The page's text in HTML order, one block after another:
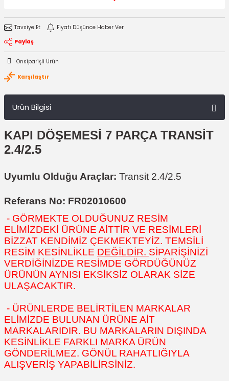
Tavsiye Et
Fiyatı Düşünce Haber Ver
Paylaş
Önsiparişli Ürün
Karşılaştır
Ürün Bilgisi
KAPI DÖŞEMESİ 7 PARÇA TRANSİT
2.4/2.5
Uyumlu Olduğu Araçlar: Transit 2.4/2.5
Referans No: FR02010600
- GÖRMEKTE OLDUĞUNUZ RESİM
ELİMİZDEKİ ÜRÜNE AİTTİR VE RESİMLERİ
BİZZAT KENDİMİZ ÇEKMEKTEYİZ. TEMSİLİ
RESİM KESİNLİKLE DEĞİLDİR. SİPARİŞİNİZİ
VERDİĞİNİZDE RESİMDE GÖRDÜĞÜNÜZ
ÜRÜNÜN AYNISI EKSİKSİZ OLARAK SİZE
ULAŞACAKTIR.
- ÜRÜNLERDE BELİRTİLEN MARKALAR
ELİMİZDE BULUNAN ÜRÜNE AİT
MARKALARIDIR. BU MARKALARIN DIŞINDA
KESİNLİKLE FARKLI MARKA ÜRÜN
GÖNDERİLMEZ. GÖNÜL RAHATLIĞIYLA
ALIŞVERİŞ YAPABİLİRSİNİZ.